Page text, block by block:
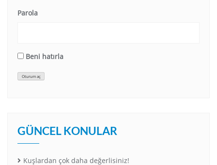
Parola
Beni hatırla
Oturum aç
GÜNCEL KONULAR
Kuşlardan çok daha değerlisiniz!